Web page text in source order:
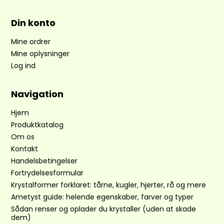
Din konto
Mine ordrer
Mine oplysninger
Log ind
Navigation
Hjem
Produktkatalog
Om os
Kontakt
Handelsbetingelser
Fortrydelsesformular
Krystalformer forklaret: tårne, kugler, hjerter, rå og mere
Ametyst guide: helende egenskaber, farver og typer
Sådan renser og oplader du krystaller (uden at skade
dem)